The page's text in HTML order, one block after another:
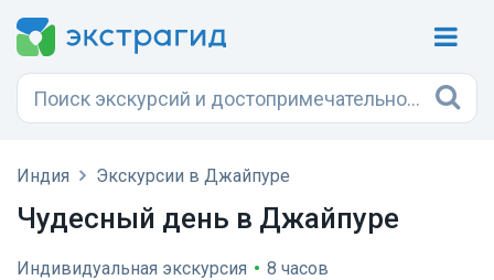
Индия Экскурсии в Джайпуре
Чудесный день в Джайпуре
Индивидуальная экскурсия • 8 часов